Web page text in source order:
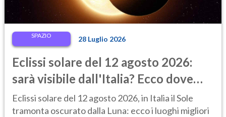
SPAZIO 28 Luglio 2026
Eclissi solare del 12 agosto 2026:
sarà visibile dall'Italia? Ecco dove
ammirarla al tramonto
Eclissi solare del 12 agosto 2026, in Italia il Sole
tramonta oscurato dalla Luna: ecco i luoghi migliori